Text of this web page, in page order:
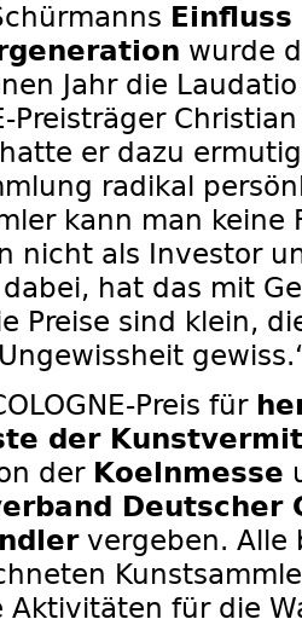
wurde
Jahr die Laudatio
Preisträger
er dazu
radikal
kann man keine
nicht als Investor
hat das mit
Preise sind klein,
Preis für
der
der Koelnmesse
Deutscher
vergeben. Alle
Aktivitäten für die